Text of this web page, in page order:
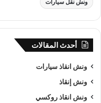
ونش نقل سيارات
أحدث المقالات
ونش انقاذ سيارات
ونش إنقاذ
ونش انقاذ روكسي